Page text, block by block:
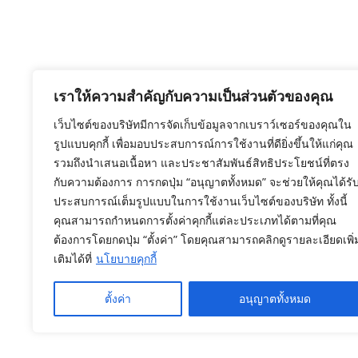
เราให้ความสำคัญกับความเป็นส่วนตัวของคุณ
เว็บไซต์ของบริษัทมีการจัดเก็บข้อมูลจากเบราว์เซอร์ของคุณใน
รูปแบบคุกกี้ เพื่อมอบประสบการณ์การใช้งานที่ดียิ่งขึ้นให้แก่คุณ
รวมถึงนำเสนอเนื้อหา และประชาสัมพันธ์สิทธิประโยชน์ที่ตรง
กับความต้องการ การกดปุ่ม “อนุญาตทั้งหมด” จะช่วยให้คุณได้รั
ประสบการณ์เต็มรูปแบบในการใช้งานเว็บไซต์ของบริษัท ทั้งนี้
คุณสามารถกำหนดการตั้งค่าคุกกี้แต่ละประเภทได้ตามที่คุณ
ต้องการโดยกดปุ่ม “ตั้งค่า” โดยคุณสามารถคลิกดูรายละเอียดเพิ่
เติมได้ที่ นโยบายคุกกี้
ตั้งค่า อนุญาตทั้งหมด